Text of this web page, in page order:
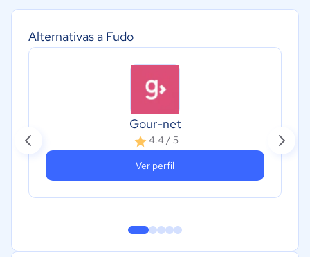
Alternativas a Fudo
Gour-net
4.4 / 5
Ver perfil